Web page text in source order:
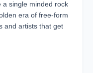
a single minded rock
era of free-form
and artists that get